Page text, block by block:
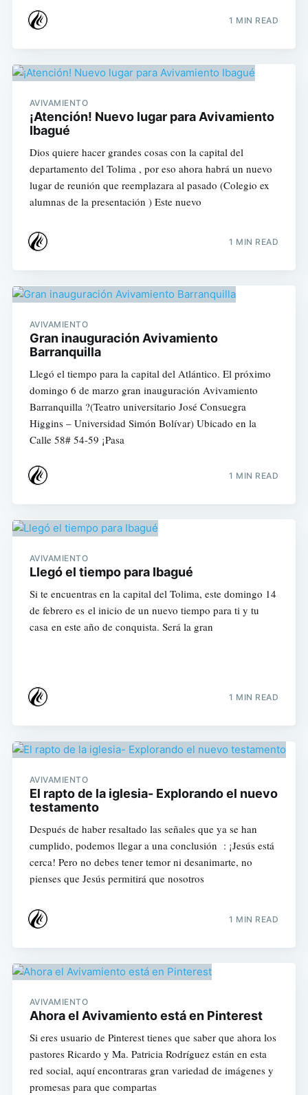
1 MIN READ
AVIVAMIENTO
¡Atención! Nuevo lugar para Avivamiento
Ibagué
Dios quiere hacer grandes cosas con la capital del
departamento del Tolima , por eso ahora habrá un nuevo
lugar de reunión que reemplazara al pasado (Colegio ex
alumnas de la presentación ) Este nuevo
1 MIN READ
AVIVAMIENTO
Gran inauguración Avivamiento
Barranquilla
Llegó el tiempo para la capital del Atlántico. El próximo
domingo 6 de marzo gran inauguración Avivamiento
Barranquilla ?(Teatro universitario José Consuegra
Higgins – Universidad Simón Bolívar) Ubicado en la
Calle 58# 54-59 ¡Pasa
1 MIN READ
AVIVAMIENTO
Llegó el tiempo para Ibagué
Si te encuentras en la capital del Tolima, este domingo 14
de febrero es el inicio de un nuevo tiempo para ti y tu
casa en este año de conquista. Será la gran
1 MIN READ
AVIVAMIENTO
El rapto de la iglesia- Explorando el nuevo
testamento
Después de haber resaltado las señales que ya se han
cumplido, podemos llegar a una conclusión : ¡Jesús está
cerca! Pero no debes tener temor ni desanimarte, no
pienses que Jesús permitirá que nosotros
1 MIN READ
AVIVAMIENTO
Ahora el Avivamiento está en Pinterest
Si eres usuario de Pinterest tienes que saber que ahora los
pastores Ricardo y Ma. Patricia Rodríguez están en esta
red social, aquí encontraras gran variedad de imágenes y
promesas para que compartas